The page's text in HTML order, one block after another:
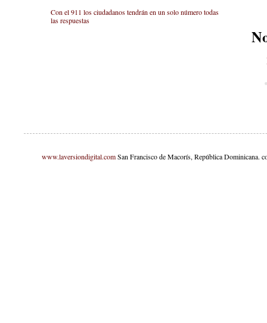
Con el 911 los ciudadanos tendrán en un solo número todas
las respuestas
www.laversiondigital.comSan Francisco de Macorís, República Dominicana.